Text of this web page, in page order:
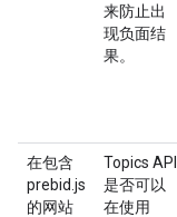
来防止出
现负面结
果。
在包含
prebid.js
的网站
Topics API
是否可以
在使用